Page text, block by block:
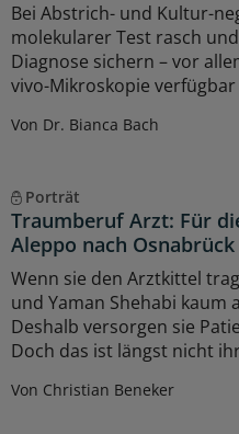
Bei Abstrich- und Kultur-
molekularer Test rasch
Diagnose sichern – vor
vivo-Mikroskopie verfügbar
Von Dr. Bianca Bach
Porträt
Traumberuf Arzt: Für
Aleppo nach Osnabrück
Wenn sie den Arztkittel
und Yaman Shehabi kaum
Deshalb versorgen sie
Doch das ist längst nicht
Von Christian Beneker